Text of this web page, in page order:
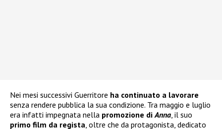
Nei mesi successivi Guerritore ha continuato a lavorare
senza rendere pubblica la sua condizione. Tra maggio e luglio
era infatti impegnata nella promozione di Anna , il suo
primo film da regista , oltre che da protagonista, dedicato